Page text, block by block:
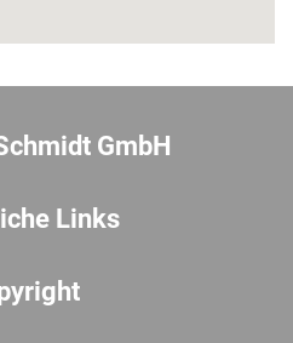
GmbH
Links